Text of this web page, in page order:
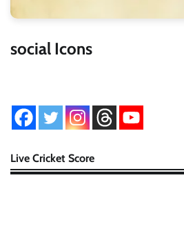
social Icons
Live Cricket Score